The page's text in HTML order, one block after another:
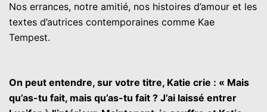
Nos errances, notre amitié, nos histoires d’amour et les
textes d’autrices contemporaines comme Kae
Tempest.
On peut entendre, sur votre titre, Katie crie : « Mais
qu’as-tu fait, mais qu’as-tu fait ? J’ai laissé entrer